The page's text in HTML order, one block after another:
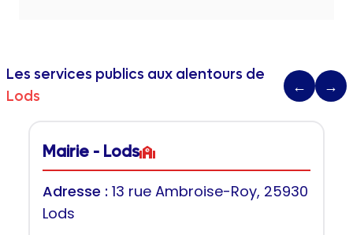
Les services publics aux alentours de
Lods
← →
Mairie - Lods
Adresse : 13 rue Ambroise-Roy, 25930
Lods